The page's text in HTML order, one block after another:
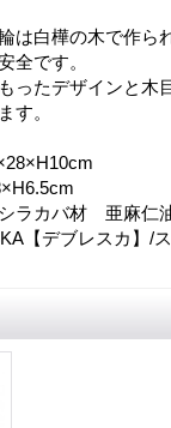
は白樺の木で作ら
全です。
ったデザインと木
す。
ラカバ材 亜麻仁
【デブレスカ】/